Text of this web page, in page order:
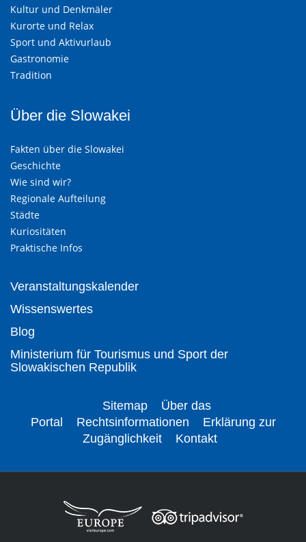
Kultur und Denkmäler
Kurorte und Relax
Sport und Aktivurlaub
Gastronomie
Tradition
Über die Slowakei
Fakten über die Slowakei
Geschichte
Wie sind wir?
Regionale Aufteilung
Städte
Kuriositäten
Praktische Infos
Veranstaltungskalender
Wissenswertes
Blog
Ministerium für Tourismus und Sport der
Slowakischen Republik
Sitemap
Über das
Portal
Rechtsinformationen
Erklärung zur
Zugänglichkeit
Kontakt